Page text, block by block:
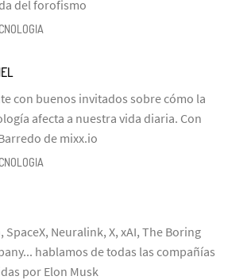
del forofismo
con buenos invitados sobre cómo la
afecta a nuestra vida diaria. Con
de mixx.io
SpaceX, Neuralink, X, xAI, The Boring
hablamos de todas las compañías
por Elon Musk